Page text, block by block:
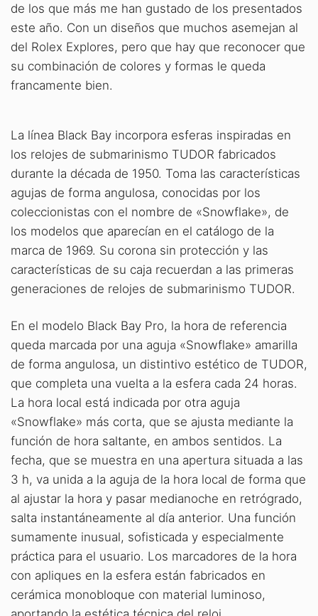
de los que más me han gustado de los presentados
este año. Con un diseños que muchos asemejan al
del Rolex Explores, pero que hay que reconocer que
su combinación de colores y formas le queda
francamente bien.
La línea Black Bay incorpora esferas inspiradas en
los relojes de submarinismo TUDOR fabricados
durante la década de 1950. Toma las características
agujas de forma angulosa, conocidas por los
coleccionistas con el nombre de «Snowflake», de
los modelos que aparecían en el catálogo de la
marca de 1969. Su corona sin protección y las
características de su caja recuerdan a las primeras
generaciones de relojes de submarinismo TUDOR.
En el modelo Black Bay Pro, la hora de referencia
queda marcada por una aguja «Snowflake» amarilla
de forma angulosa, un distintivo estético de TUDOR,
que completa una vuelta a la esfera cada 24 horas.
La hora local está indicada por otra aguja
«Snowflake» más corta, que se ajusta mediante la
función de hora saltante, en ambos sentidos. La
fecha, que se muestra en una apertura situada a las
3 h, va unida a la aguja de la hora local de forma que
al ajustar la hora y pasar medianoche en retrógrado,
salta instantáneamente al día anterior. Una función
sumamente inusual, sofisticada y especialmente
práctica para el usuario. Los marcadores de la hora
con apliques en la esfera están fabricados en
cerámica monobloque con material luminoso,